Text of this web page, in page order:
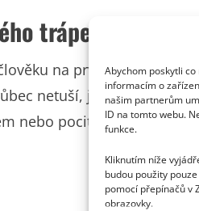
Abychom poskytli
informacím o
našim partnerům
ID na tomto webu.
funkce.
Kliknutím níže
budou použity
pomocí přepínačů v
obrazovky.
trápení čekala
na první pohled
netuší, jak těžké chvíle
nebo pocitem, že už